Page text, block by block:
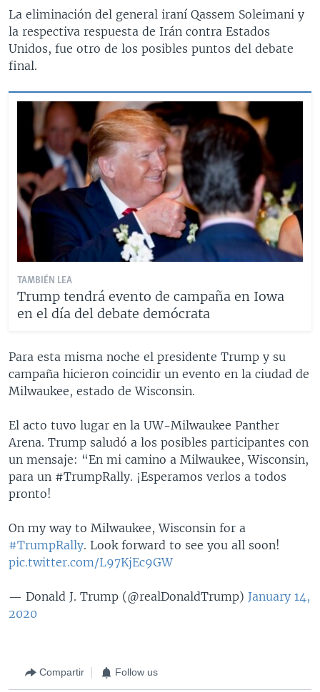
La eliminación del general iraní Qassem Soleimani y
la respectiva respuesta de Irán contra Estados
Unidos, fue otro de los posibles puntos del debate
final.
TAMBIÉN LEA
Trump tendrá evento de campaña en Iowa
en el día del debate demócrata
Para esta misma noche el presidente Trump y su
campaña hicieron coincidir un evento en la ciudad de
Milwaukee, estado de Wisconsin.
El acto tuvo lugar en la UW-Milwaukee Panther
Arena. Trump saludó a los posibles participantes con
un mensaje: “En mi camino a Milwaukee, Wisconsin,
para un #TrumpRally. ¡Esperamos verlos a todos
pronto!
On my way to Milwaukee, Wisconsin for a
#TrumpRally. Look forward to see you all soon!
pic.twitter.com/L97KjEc9GW
— Donald J. Trump (@realDonaldTrump) January 14,
2020
Compartir Follow us